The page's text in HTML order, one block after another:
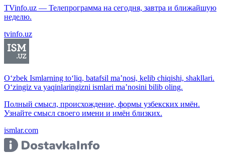
TVinfo.uz — Телепрограмма на сегодня, завтра и ближайшую
неделю.
tvinfo.uz
O‘zbek Ismlarning to‘liq, batafsil ma’nosi, kelib chiqishi, shakllari.
O‘zingiz va yaqinlaringizni ismlari ma’nosini bilib oling.
Полный смысл, происхождение, формы узбекских имён.
Узнайте смысл своего имени и имён близких.
ismlar.com